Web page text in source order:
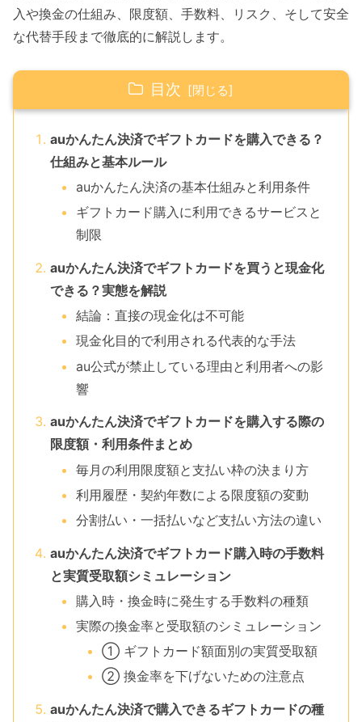
入や換金の仕組み、限度額、手数料、リスク、そして安全
な代替手段まで徹底的に解説します。
目次
auかんたん決済でギフトカードを購入できる？
仕組みと基本ルール
auかんたん決済の基本仕組みと利用条件
ギフトカード購入に利用できるサービスと
制限
auかんたん決済でギフトカードを買うと現金化
できる？実態を解説
結論：直接の現金化は不可能
現金化目的で利用される代表的な手法
au公式が禁止している理由と利用者への影
響
auかんたん決済でギフトカードを購入する際の
限度額・利用条件まとめ
毎月の利用限度額と支払い枠の決まり方
利用履歴・契約年数による限度額の変動
分割払い・一括払いなど支払い方法の違い
auかんたん決済でギフトカード購入時の手数料
と実質受取額シミュレーション
購入時・換金時に発生する手数料の種類
実際の換金率と受取額のシミュレーション
① ギフトカード額面別の実質受取額
② 換金率を下げないための注意点
auかんたん決済で購入できるギフトカードの種